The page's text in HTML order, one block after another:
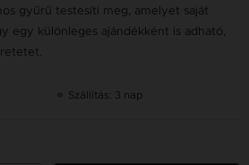
gyűrű testesíti meg, amelyet saját
egy különleges ajándékként is adható,
Szállítás: 3 nap